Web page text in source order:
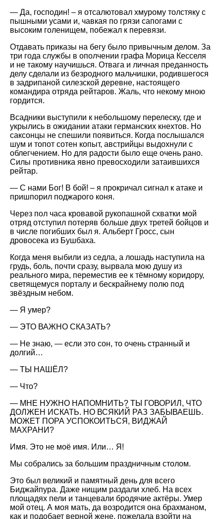
— Да, господин! – я отсалютовал хмурому толстяку с
пышными усами и, чавкая по грязи сапогами с
высоким голенищем, побежал к перевязи.
Отдавать приказы на бегу было привычным делом. За
три года службы в ополчении графа Морица Кесселя
и не такому научишься. Отвага и личная преданность
делу сделали из безродного мальчишки, родившегося
в задрипаной силезской деревне, настоящего
командира отряда рейтаров. Жаль, что некому мною
гордится.
Всадники выступили к небольшому перелеску, где и
укрылись в ожидании атаки германских кнехтов. Но
саксонцы не спешили появиться. Когда послышался
шум и топот сотен копыт, австрийцы выдохнули с
облегчением. Но для радости было еще очень рано.
Силы противника явно превосходили затаившихся
рейтар.
— С нами Бог! В бой! – я прокричал сигнал к атаке и
пришпорил поджарого коня.
Через пол часа кровавой рукопашной схватки мой
отряд отступил потеряв больше двух третей бойцов и
в числе погибших был я. Альберт Гросс, сын
дровосека из Бушбаха.
Когда меня выбили из седла, а лошадь наступила на
грудь, боль, почти сразу, вырвала мою душу из
реального мира, переместив ее к тёмному коридору,
светящемуся порталу и бескрайнему полю под
звёздным небом.
— Я умер?
— ЭТО ВАЖНО СКАЗАТЬ?
— Не знаю, — если это сон, то очень странный и
долгий…
— ТЫ НАШЁЛ?
— Что?
— МНЕ НУЖНО НАПОМНИТЬ? ТЫ ГОВОРИЛ, ЧТО
ДОЛЖЕН ИСКАТЬ. НО ВСЯКИЙ РАЗ ЗАБЫВАЕШЬ.
МОЖЕТ ПОРА УСПОКОИТЬСЯ, ВИДЖАЙ
МАХРАНИ?
Имя. Это не моё имя. Или… Я!
Мы собрались за большим праздничным столом.
Это был великий и памятный день для всего
Биджайпура. Даже нищим раздали хлеб. На всех
площадях пели и танцевали бродячие актёры. Умер
мой отец. А моя мать, да возродится она брахманом,
как и подобает верной жене, пожелала взойти на